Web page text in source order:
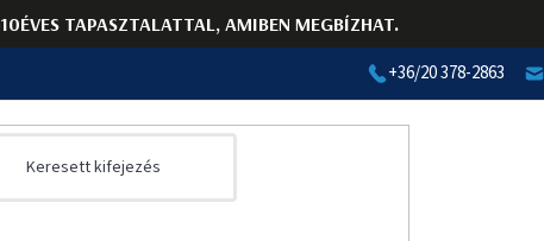
10ÉVES TAPASZTALATTAL, AMIBEN MEGBÍZHAT.
+36/20 378-2863